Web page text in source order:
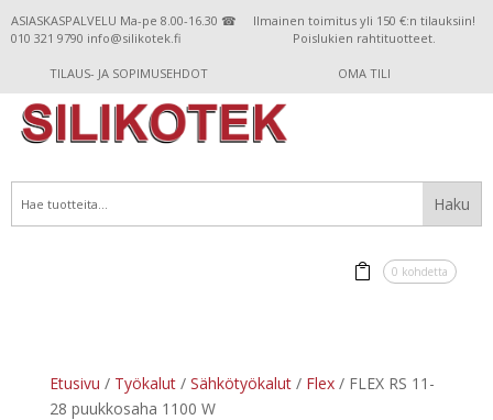
ASIASKASPALVELU Ma-pe 8.00-16.30 ☎
010 321 9790 info@silikotek.fi
Ilmainen toimitus yli 150 €:n tilauksiin!
Poislukien rahtituotteet.
TILAUS- JA SOPIMUSEHDOT OMA TILI
0 kohdetta
Etusivu / Työkalut/ Sähkötyökalut/ Flex/ FLEX RS 11-
28 puukkosaha 1100 W